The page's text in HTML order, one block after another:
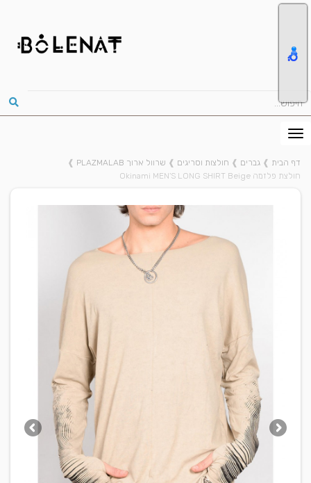
דף הבית ❱ גברים ❱ חולצות וסריגים ❱ שרוול ארוך PLAZMALAB
❱
חולצת פלזמה Okinami MEN'S LONG SHIRT Beige